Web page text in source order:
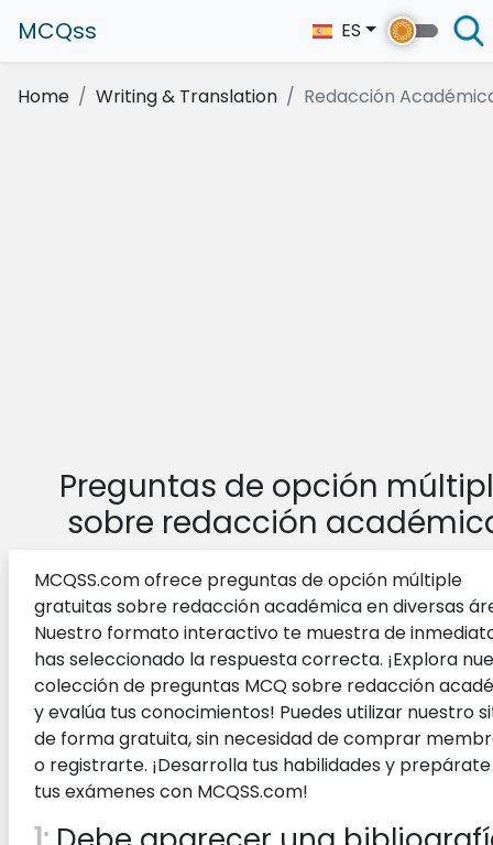
MCQss ES
Home Writing & Translation Redacción
Preguntas de opción
sobre redacción
MCQSS.com ofrece preguntas de opción múltiple
gratuitas sobre redacción académica en diversas
Nuestro formato interactivo te muestra de
has seleccionado la respuesta correcta. ¡Explora
colección de preguntas MCQ sobre redacción
y evalúa tus conocimientos! Puedes utilizar nuestro
de forma gratuita, sin necesidad de comprar
o registrarte. ¡Desarrolla tus habilidades y
tus exámenes con MCQSS.com!